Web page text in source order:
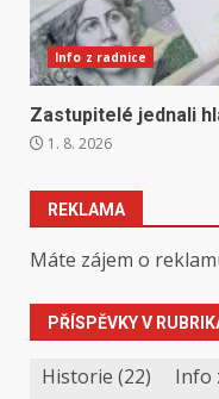
Info z radnice
Zastupitelé jednali
1. 8. 2026
REKLAMA
Máte zájem o
PŘÍSPĚVKY V
Historie (22) Info